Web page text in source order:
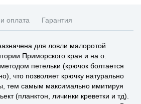
оплата Гарантия
для ловли малоротой
Приморского края и на о.
петельки (крючок болтается
что позволяет крючку натурально
тем самым максимально имитируя
(планктон, личинки креветки и тд).